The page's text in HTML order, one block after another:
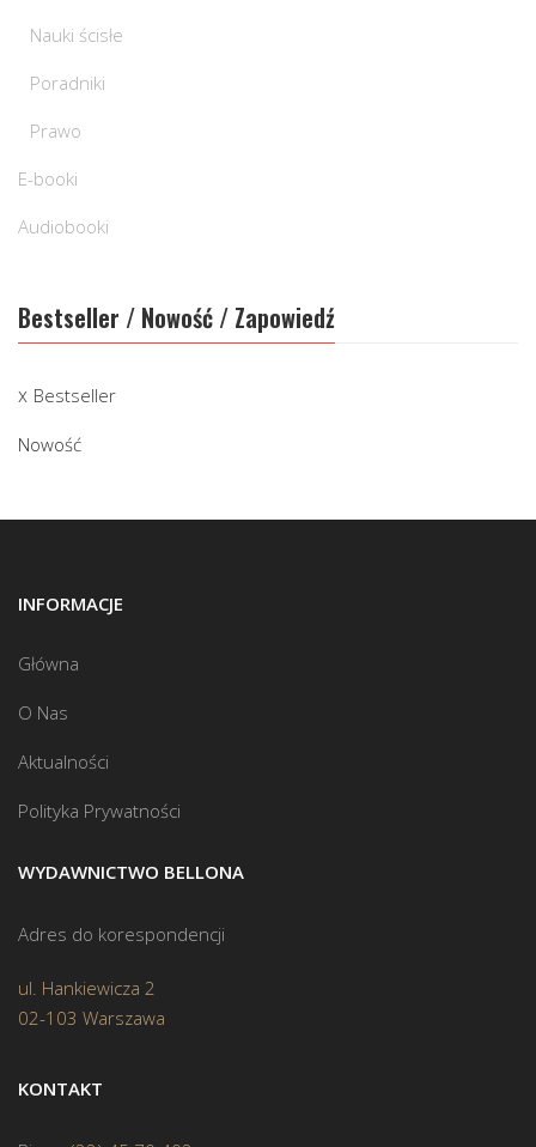
Nauki ścisłe
Poradniki
Prawo
E-booki
Audiobooki
Bestseller / Nowość / Zapowiedź
Bestseller
Nowość
INFORMACJE
Główna
O Nas
Aktualności
Polityka Prywatności
WYDAWNICTWO BELLONA
Adres do korespondencji
ul. Hankiewicza 2
02-103 Warszawa
KONTAKT